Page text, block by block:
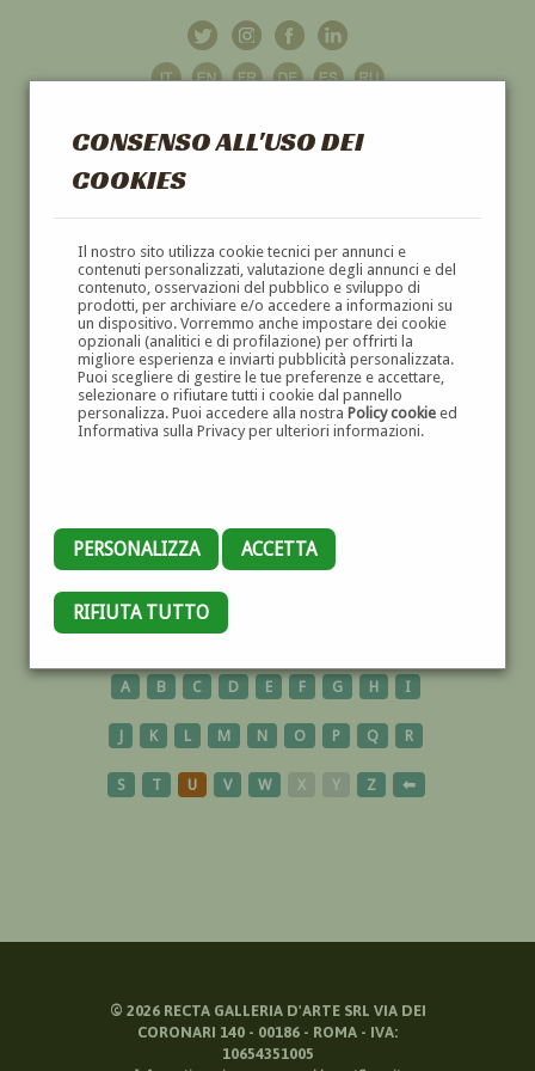
CONSENSO ALL'USO DEI
COOKIES
Il nostro sito utilizza cookie tecnici per annunci e
contenuti personalizzati, valutazione degli annunci e del
contenuto, osservazioni del pubblico e sviluppo di
prodotti, per archiviare e/o accedere a informazioni su
un dispositivo. Vorremmo anche impostare dei cookie
opzionali (analitici e di profilazione) per offrirti la
migliore esperienza e inviarti pubblicità personalizzata.
Puoi scegliere di gestire le tue preferenze e accettare,
selezionare o rifiutare tutti i cookie dal pannello
personalizza. Puoi accedere alla nostra Policy cookieed
Informativa sulla Privacy per ulteriori informazioni.
PERSONALIZZA ACCETTA
RIFIUTA TUTTO
GALLERIAD'ARTE
DIPINTI E SCULTURE '800 E '900
ASTRATTO
A B C D E F G H I
J K L M N O P Q R
S T U V W X Y Z ⬅
© 2026RECTA GALLERIA D'ARTE SRL VIA DEI
CORONARI 140 - 00186 - ROMA - IVA:
10654351005